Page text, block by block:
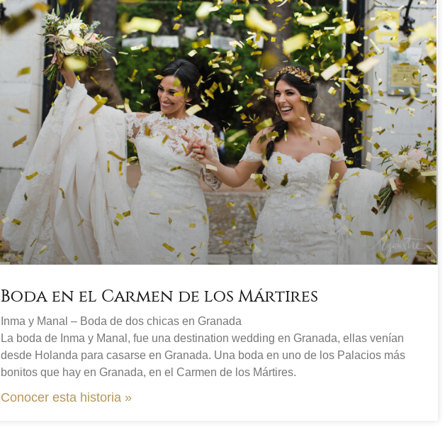
Boda en el Carmen de los Mártires
Inma y Manal – Boda de dos chicas en Granada
La boda de Inma y Manal, fue una destination wedding en Granada, ellas venían
desde Holanda para casarse en Granada. Una boda en uno de los Palacios más
bonitos que hay en Granada, en el Carmen de los Mártires.
Conocer esta historia »